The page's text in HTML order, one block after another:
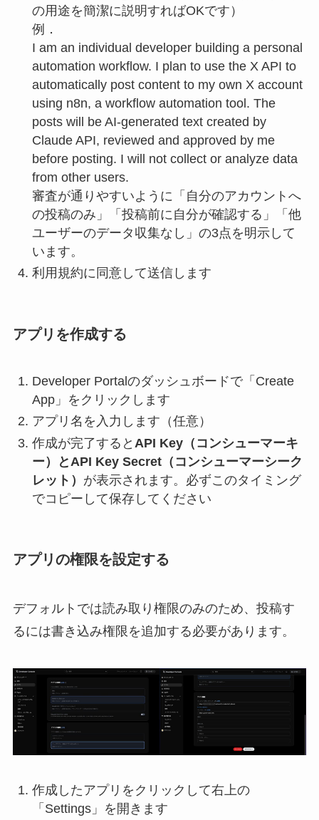
の用途を簡潔に説明すればOKです）
例．
I am an individual developer building a personal
automation workflow. I plan to use the X API to
automatically post content to my own X account
using n8n, a workflow automation tool. The
posts will be AI-generated text created by
Claude API, reviewed and approved by me
before posting. I will not collect or analyze data
from other users.
審査が通りやすいように「自分のアカウントへ
の投稿のみ」「投稿前に自分が確認する」「他
ユーザーのデータ収集なし」の3点を明示して
います。
利用規約に同意して送信します
アプリを作成する
Developer Portalのダッシュボードで「Create
App」をクリックします
アプリ名を入力します（任意）
作成が完了すると API Key（コンシューマーキ
ー）とAPI Key Secret（コンシューマーシーク
レット） が表示されます。必ずこのタイミング
でコピーして保存してください
アプリの権限を設定する
デフォルトでは読み取り権限のみのため、投稿す
るには書き込み権限を追加する必要があります。
作成したアプリをクリックして右上の
「Settings」を開きます